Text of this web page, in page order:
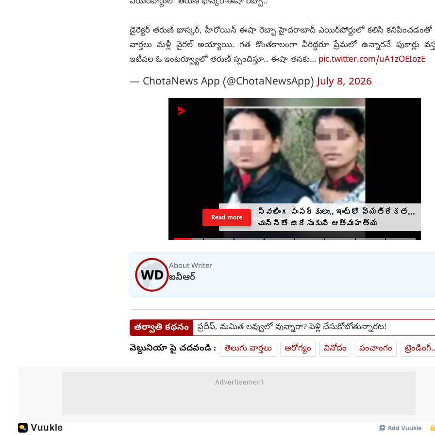
డైరెక్టర్ తరుణ్ భాస్కర్, హీరోయిన్ ఈషా రెబ్బా హైదరాబాద్ ఎయిర్‌పోర్టులో కలిసి కనిపించడంతో
వార్తలు మళ్లీ వైరల్ అయ్యాయి. గత కొంతకాలంగా వీరిద్దరూ ప్రేమలో ఉన్నారనే పుకార్లు
ఇటీవల ఓ ఇంటర్వ్యూలో తరుణ్ స్పందిస్తూ.. ఈషా తనకు… pic.twitter.com/uA1zOEIozE
— ChotaNews App (@ChotaNewsApp)July 8, 2026
స్వలింగ సంపర్కులు.. ఇంట్లో వ్యతిరేకత...
చున్నీతో ఉరేసుకుని ఆత్మహత్య
Read more
About Writer
ఐవీఆర్
తర్వాతి కథనం ప్రదీప్, మమిత లవ్వులో వున్నారా? పెళ్లి చేసుకోబోతున్నారట!
వెబ్దునియా పై చదవండి : తెలుగు వార్తలు ఆరోగ్యం వినోదం పంచాంగం